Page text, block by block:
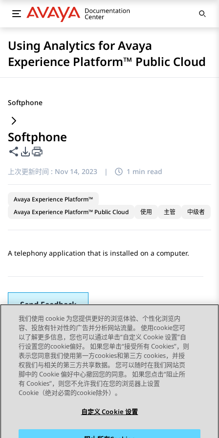
Using Analytics for Avaya
Experience Platform™ Public Cloud
Softphone
Softphone
共享此页面
PDF 导出选项
上次更新时间 : Nov 14, 2023 | 1 min read
Avaya Experience Platform™
Avaya Experience Platform™ Public Cloud
使用 主管 中级者
A telephony application that is installed on a computer.
Send Feedback
Topic navigation
上一主题 下一主题
STAY CONNECTED
我们使用 cookie 为您提供更好的浏览体验、个性化浏览内
容、投放有针对性的广告并分析网站流量。 使用cookie您可
以了解更多信息，您也可以通过单击“自定义 Cookie 设置”自
行设置您的cookie偏好。 如果您单击“接受所有 Cookies”，则
表示您同意我们使用第一方cookies和第三方 cookies，并授
权我们与相关的第三方共享数据。 您可以随时在我们网站页
脚中的 Cookie 偏好中心撤回您的同意。 如果您点击“阻止所
有 Cookies”，则您不允许我们在您的浏览器上设置
Cookie（绝对必需的cookie除外）。
自定义 Cookie 设置